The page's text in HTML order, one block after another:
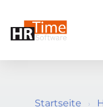
Startseite ›